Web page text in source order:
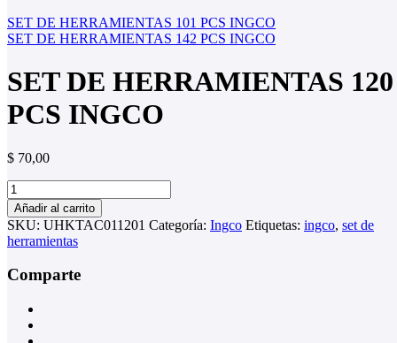
SET DE HERRAMIENTAS 101 PCS INGCO
SET DE HERRAMIENTAS 142 PCS INGCO
SET DE HERRAMIENTAS 120
PCS INGCO
$ 70,00
SET
DE
HERRAMIENTAS
120
PCS
INGCO
cantidad
Añadir al carrito
SKU: UHKTAC011201 Categoría: Ingco Etiquetas: ingco, set de
herramientas
Comparte